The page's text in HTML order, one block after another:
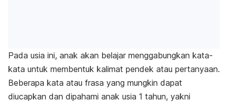
Pada usia ini, anak akan belajar menggabungkan kata-
kata untuk membentuk kalimat pendek atau pertanyaan.
Beberapa kata atau frasa yang mungkin dapat
diucapkan dan dipahami anak usia 1 tahun, yakni